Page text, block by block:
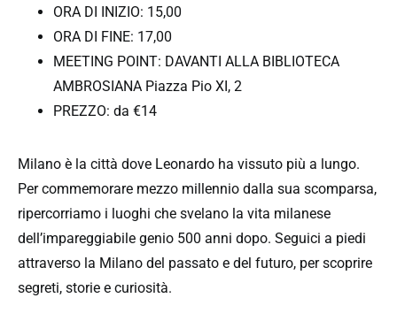
ORA DI INIZIO: 15,00
ORA DI FINE: 17,00
MEETING POINT: DAVANTI ALLA BIBLIOTECA
AMBROSIANA Piazza Pio XI, 2
PREZZO: da €14
Milano è la città dove Leonardo ha vissuto più a lungo.
Per commemorare mezzo millennio dalla sua scomparsa,
ripercorriamo i luoghi che svelano la vita milanese
dell’impareggiabile genio 500 anni dopo. Seguici a piedi
attraverso la Milano del passato e del futuro, per scoprire
segreti, storie e curiosità.